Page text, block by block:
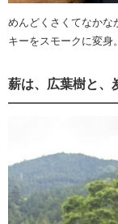
めんどくさくてなかな
キーをスモークに変身
薪は、広葉樹と、